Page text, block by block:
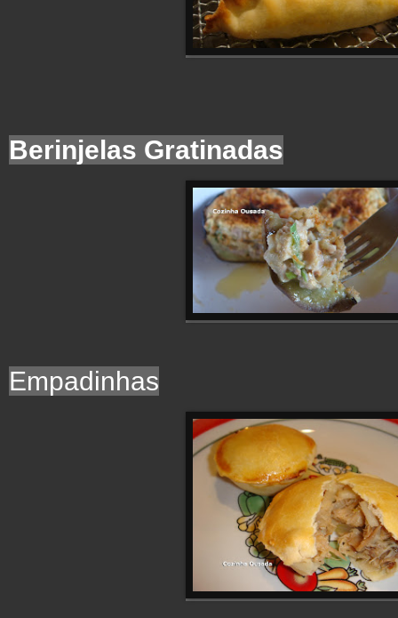
Berinjelas Gratinadas
Empadinhas